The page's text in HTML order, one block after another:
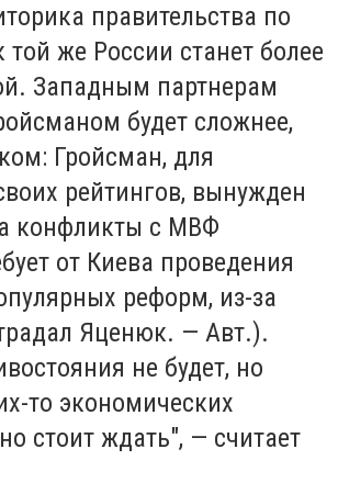
правительства по
же России станет более
Западным партнерам
будет сложнее,
Гройсман, для
рейтингов, вынужден
конфликты с МВФ
от Киева проведения
реформ, из-за
Яценюк. — Авт.).
не будет, но
то экономических
стоит ждать", — считает